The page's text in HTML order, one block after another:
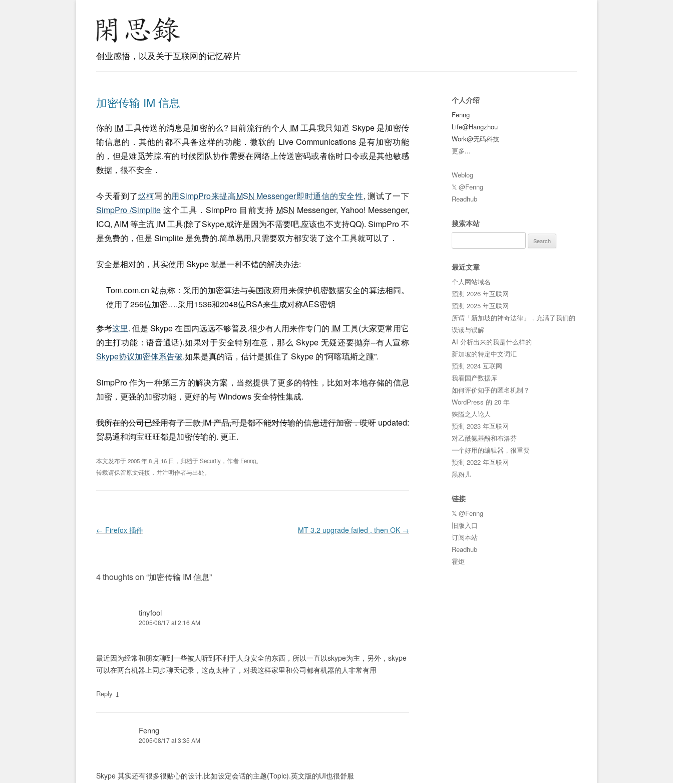
创业感悟，以及关于互联网的记忆碎片
加密传输 IM 信息
你的 IM工具传送的消息是加密的么? 目前流行的个人 IM工具我只知道 Skype 是加密传
输信息的．其他的都不具备这样的功能．微软的 Live Communications 是有加密功能
的，但是难觅芳踪.有的时候团队协作需要在网络上传送密码或者临时口令或是其他敏感
数据，很不安全．
今天看到了赵柯写的用SimpPro来提高MSN Messenger即时通信的安全性, 测试了一下
SimpPro /Simplite 这个工具．SimpPro 目前支持 MSN Messenger, Yahoo! Messenger,
ICQ,AIM等主流 IM工具(除了Skype,或许是因为不需要吧,应该也不支持QQ). SimpPro 不
是免费的，但是 Simplite 是免费的.简单易用,只需要双方都安装了这个工具就可以了．
安全是相对的，其实使用 Skype 就是一种不错的解决办法:
Tom.com.cn 站点称：采用的加密算法与美国政府用来保护机密数据安全的算法相同。
使用了256位加密….采用1536和2048位RSA来生成对称AES密钥
参考这里. 但是 Skype 在国内远远不够普及.很少有人用来作专门的 IM工具(大家更常用它
的主打功能：语音通话).如果对于安全特别在意，那么 Skype 无疑还要抛弃–有人宣称
Skype协议加密体系告破.如果是真的话，估计是抓住了 Skype 的”阿喀琉斯之踵”.
SimpPro 作为一种第三方的解决方案，当然提供了更多的特性，比如对本地存储的信息
加密，更强的加密功能，更好的与 Windows 安全特性集成.
我所在的公司已经用有了三款IM产品,可是都不能对传输的信息进行加密．哎呀updated:
贸易通和淘宝旺旺都是加密传输的. 更正.
本文发布于2005 年 8 月 16 日 ，归档于Security ，作者 Fenng。
转载请保留原文链接，并注明作者与出处。
Post navigation
← Firefox 插件 MT 3.2 upgrade failed , then OK →
4 thoughts on “加密传输 IM 信息”
tinyfool
2005/08/17 at 2:16 AM
最近因为经常和朋友聊到一些被人听到不利于人身安全的东西，所以一直以skype为主，另外，skype
可以在两台机器上同步聊天记录，这点太棒了，对我这样家里和公司都有机器的人非常有用
Reply ↓
Fenng
2005/08/17 at 3:35 AM
Skype 其实还有很多很贴心的设计.比如设定会话的主题(Topic).英文版的UI也很舒服
个人介绍
Fenng
Life@Hangzhou
Work@无码科技
更多...
Weblog
𝕏 @Fenng
Readhub
搜索本站
for:
最近文章
个人网站域名
预测 2026 年互联网
预测 2025 年互联网
所谓「新加坡的神奇法律」，充满了我们的
误读与误解
AI 分析出来的我是什么样的
新加坡的特定中文词汇
预测 2024 互联网
我看国产数据库
如何评价知乎的匿名机制？
WordPress 的 20 年
狹隘之人论人
预测 2023 年互联网
对乙酰氨基酚和布洛芬
一个好用的编辑器，很重要
预测 2022 年互联网
黑粉儿
链接
𝕏 @Fenng
旧版入口
订阅本站
Readhub
霍炬